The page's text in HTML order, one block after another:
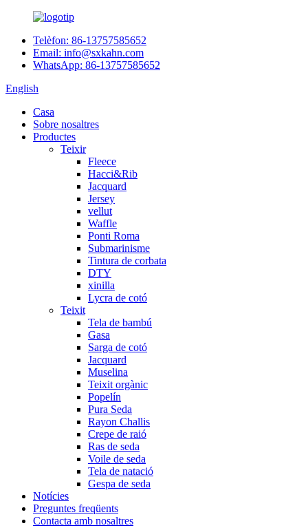
Telèfon: 86-13757585652
Email: info@sxkahn.com
WhatsApp: 86-13757585652
English
Casa
Sobre nosaltres
Productes
Teixir
Fleece
Hacci&Rib
Jacquard
Jersey
vellut
Waffle
Ponti Roma
Submarinisme
Tintura de corbata
DTY
xinilla
Lycra de cotó
Teixit
Tela de bambú
Gasa
Sarga de cotó
Jacquard
Muselina
Teixit orgànic
Popelín
Pura Seda
Rayon Challis
Crepe de raió
Ras de seda
Voile de seda
Tela de natació
Gespa de seda
Notícies
Preguntes freqüents
Contacta amb nosaltres